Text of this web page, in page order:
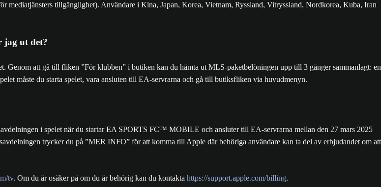
mediatjänsters tillgänglighet). Användare i Kina, Japan, Korea, Vietnam, Ryssland, Vitryssland, Nordkorea, Kuba, Iran
jag ut det?
att gå till fliken ”För klubben” i butiken kan du hämta ut MLS-paketbelöningen upp till 3 gånger sammanlagt: en
måste du starta spelet, vara ansluten till EA-servrarna och gå till butiksfliken via huvudmenyn.
i spelet när du startar EA SPORTS FC™ MOBILE och ansluter till EA-servrarna mellan den 27 mars 2025
trycker du på ”MER INFO” för att komma till Apple där behöriga användare kan ta del av erbjudandet om att
tv. Om du är osäker på om du är behörig kan du kontakta https://support.apple.com/billing.